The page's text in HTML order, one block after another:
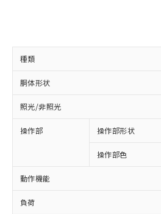
種類
胴体形状
照光/非照光
操作部 操作部形状
操作部色
動作機能
負荷